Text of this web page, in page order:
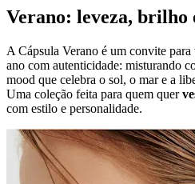
Verano: leveza, brilho
A Cápsula Verano é um convite
ano com autenticidade: misturando
mood que celebra o sol, o mar e a
Uma coleção feita para quem quer
com estilo e personalidade.